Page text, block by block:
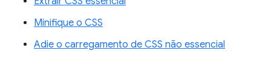
Minifique o CSS
Adie o carregamento de CSS não essencial